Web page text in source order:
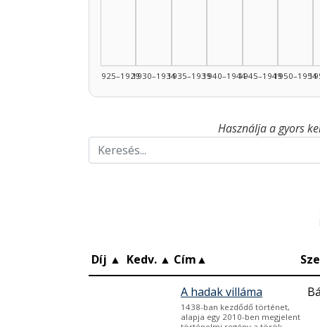
1925–19291930–19341935–19391940–19441945–19491950–1954
Használja a gyors
Díj ▲ Kedv. ▲ Cím▲
A hadak villáma
1438-ban kezdődő történet,
alapja egy 2010-ben megjelent